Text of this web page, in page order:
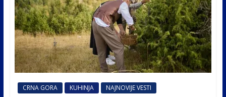
CRNA GORA KUHINJA NAJNOVIJE VESTI